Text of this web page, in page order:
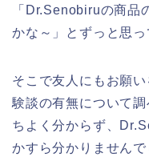
「Dr.Senobiruの商品
かな～」とずっと思っ
そこで友人にもお願
験談の有無について
ちよく分からず、
かすら分かりませんで